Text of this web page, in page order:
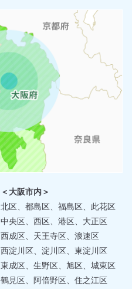
＜大阪市内＞
北区、都島区、福島区、此花区
中央区、西区、港区、大正区
西成区、天王寺区、浪速区
西淀川区、淀川区、東淀川区
東成区、生野区、旭区、城東区
鶴見区、阿倍野区、住之江区